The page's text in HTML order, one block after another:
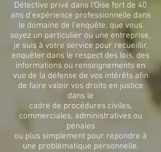
Détective privé dans l'Oise fort de 40
ans d’expérience professionnelle dans
le domaine de l’enquête, que vous
soyez un particulier ou une entreprise,
je suis à votre service pour recueillir,
enquêter dans le respect des lois, des
informations ou renseignements en
vue de la défense de vos intérêts afin
de faire valoir vos droits en justice
dans le
cadre de procédures civiles,
commerciales, administratives ou
pénales
ou plus simplement pour répondre à
une problématique personnelle.